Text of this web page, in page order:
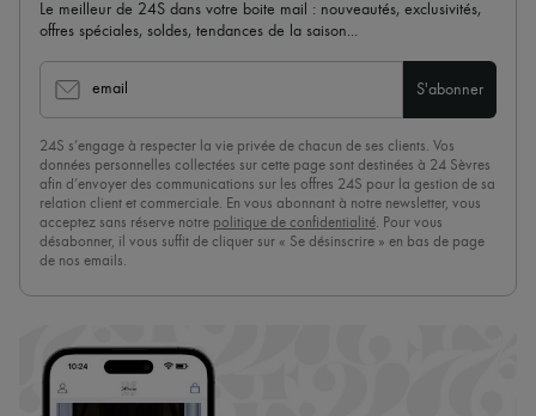
Le meilleur de 24S dans votre boite mail : nouveautés, exclusivités,
offres spéciales, soldes, tendances de la saison...
email S'abonner
24S s’engage à respecter la vie privée de chacun de ses clients. Vos
données personnelles collectées sur cette page sont destinées à 24 Sèvres
afin d’envoyer des communications sur les offres 24S pour la gestion de sa
relation client et commerciale. En vous abonnant à notre newsletter, vous
acceptez sans réserve notre politique de confidentialité. Pour vous
désabonner, il vous suffit de cliquer sur « Se désinscrire » en bas de page
de nos emails.